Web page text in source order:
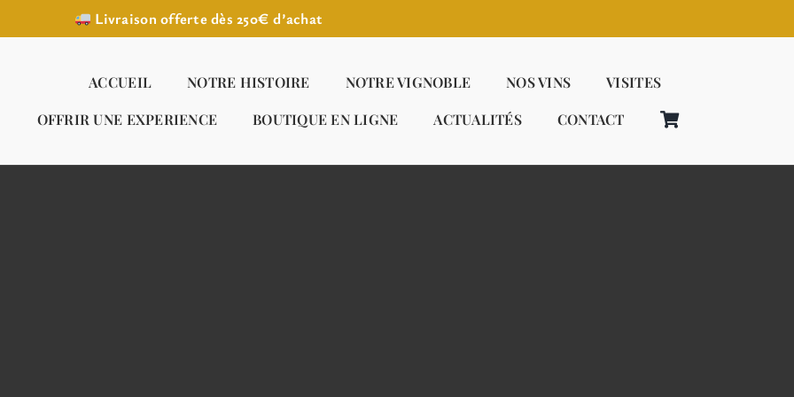
Livraison offerte dès 250€ d’achat
ACCUEIL NOTRE HISTOIRE NOTRE VIGNOBLE NOS VINS
VISITES
OFFRIR UNE EXPERIENCE
BOUTIQUE EN LIGNE ACTUALITÉS CONTACT